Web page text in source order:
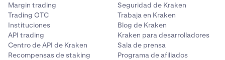
Margin trading
Trading OTC
Instituciones
API trading
Centro de API de Kraken
Recompensas de staking
Seguridad de Kraken
Trabaja en Kraken
Blog de Kraken
Kraken para desarrolladores
Sala de prensa
Programa de afiliados